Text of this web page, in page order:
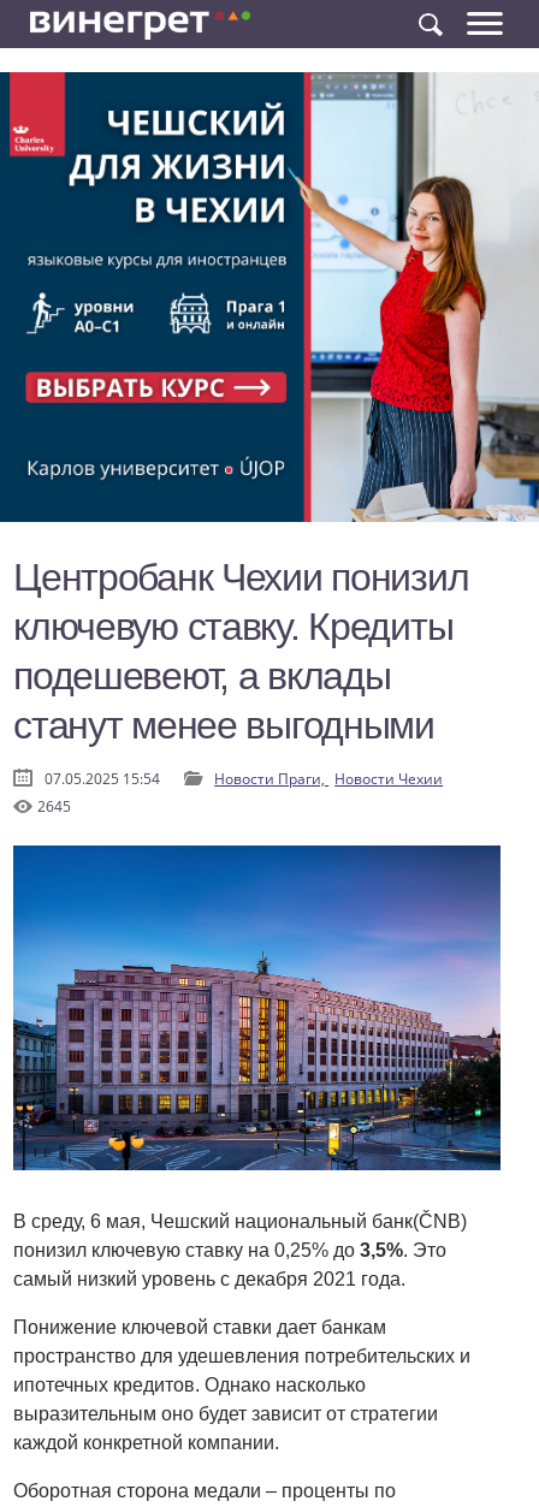
Центробанк Чехии понизил
ключевую ставку. Кредиты
подешевеют, а вклады
станут менее выгодными
07.05.2025 15:54 Новости Праги, Новости Чехии
2645
В среду, 6 мая, Чешский национальный банк(ČNB)
понизил ключевую ставку на 0,25% до3,5%. Это
самый низкий уровень с декабря 2021 года.
Понижение ключевой ставки дает банкам
пространство для удешевления потребительских и
ипотечных кредитов. Однако насколько
выразительным оно будет зависит от стратегии
каждой конкретной компании.
Оборотная сторона медали – проценты по